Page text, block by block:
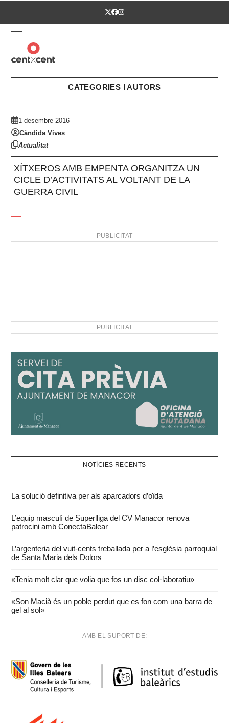
Twitter
Facebook
Instagram
Open
mobile
menu
Close
mobile
menu
CATEGORIES I AUTORS
1 desembre 2016
Càndida Vives
Actualitat
XÍTXEROS AMB EMPENTA ORGANITZA UN
CICLE D’ACTIVITATS AL VOLTANT DE LA
GUERRA CIVIL
PUBLICITAT
PUBLICITAT
NOTÍCIES RECENTS
La solució definitiva per als aparcadors d’oïda
L’equip masculí de Superlliga del CV Manacor renova
patrocini amb ConectaBalear
L’argenteria del vuit-cents treballada per a l’església parroquial
de Santa Maria dels Dolors
«Tenia molt clar que volia que fos un disc col·laboratiu»
«Son Macià és un poble perdut que es fon com una barra de
gel al sol»
AMB EL SUPORT DE: